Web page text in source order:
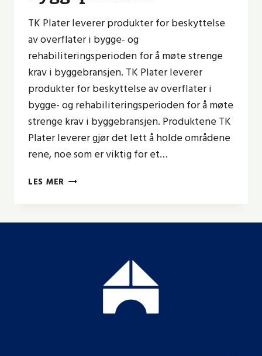
TK Plater leverer produkter for beskyttelse
av overflater i bygge- og
rehabiliteringsperioden for å møte strenge
krav i byggebransjen. TK Plater leverer
produkter for beskyttelse av overflater i
bygge- og rehabiliteringsperioden for å møte
strenge krav i byggebransjen. Produktene TK
Plater leverer gjør det lett å holde områdene
rene, noe som er viktig for et…
LES MER TK
BESKYTTELSE